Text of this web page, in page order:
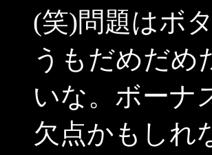
(笑)問題はボ
うもだめだめ
いな。ボーナ
欠点かもしれ